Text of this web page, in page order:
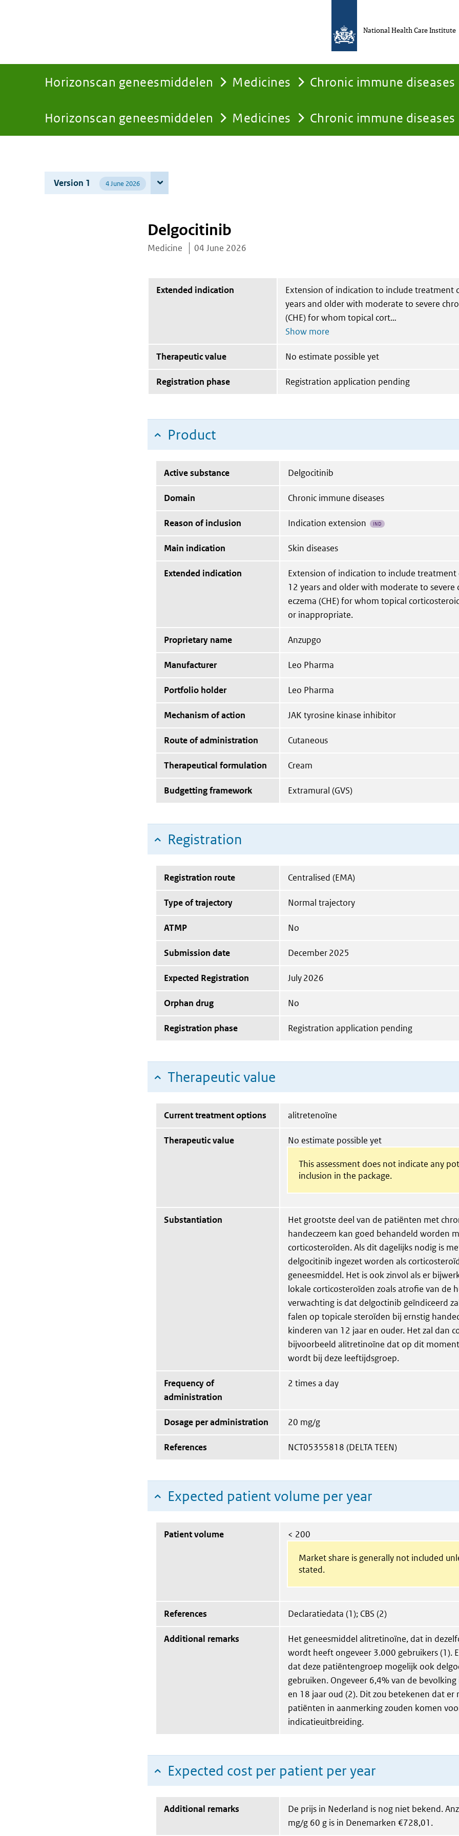
Horizonscan geneesmiddelen Medicines Chronic immune diseases
You
here:
Horizonscan geneesmiddelen Medicines Chronic immune diseases
National Health Care Institute
Version 1 4 June 2026
Delgocitinib
Medicine 04 June 2026
Extended indication
Extension of indication to include treatment
years and older with moderate to severe
(CHE) for whom topical cort
Therapeutic value No estimate possible yet
Registration phase Registration application pending
Product
Active substance Delgocitinib
Domain Chronic immune diseases
Reason of inclusion Indication extension IND
Main indication Skin diseases
Extended indication
Extension of indication to include treatment
12 years and older with moderate to severe
eczema (CHE) for whom topical
or inappropriate.
Proprietary name Anzupgo
Manufacturer Leo Pharma
Portfolio holder Leo Pharma
Mechanism of action JAK tyrosine kinase inhibitor
Route of administration Cutaneous
Therapeutical formulation Cream
Budgetting framework Extramural (GVS)
Registration
Registration route Centralised (EMA)
Type of trajectory Normal trajectory
ATMP No
Submission date December 2025
Expected Registration July 2026
Orphan drug No
Registration phase Registration application pending
Therapeutic value
Current treatment options alitretenoïne
Therapeutic value No estimate possible yet
This assessment does not indicate any
inclusion in the package.
Substantiation
Het grootste deel van de patiënten met
handeczeem kan goed behandeld worden
corticosteroïden. Als dit dagelijks nodig is
delgocitinib ingezet worden als
geneesmiddel. Het is ook zinvol als er
lokale corticosteroïden zoals atrofie van de
verwachting is dat delgoctinib geïndiceerd
falen op topicale steroïden bij ernstig
kinderen van 12 jaar en ouder. Het zal dan
bijvoorbeeld alitretinoïne dat op dit
wordt bij deze leeftijdsgroep.
Frequency of
administration
2 times a day
Dosage per administration 20 mg/g
References NCT05355818 (DELTA TEEN)
Expected patient volume per year
Patient volume < 200
Market share is generally not included
stated.
References Declaratiedata (1); CBS (2)
Additional remarks
Het geneesmiddel alitretinoïne, dat in
wordt heeft ongeveer 3.000 gebruikers (1).
dat deze patiëntengroep mogelijk ook
gebruiken. Ongeveer 6,4% van de bevolking
en 18 jaar oud (2). Dit zou betekenen dat er
patiënten in aanmerking zouden komen
indicatieuitbreiding.
Expected cost per patient per year
Additional remarks
De prijs in Nederland is nog niet bekend.
mg/g 60 g is in Denemarken €728,01.